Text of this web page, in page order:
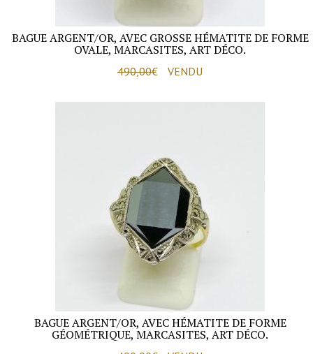
BAGUE ARGENT/OR, AVEC GROSSE HÉMATITE DE FORME
OVALE, MARCASITES, ART DÉCO.
490,00€ VENDU
BAGUE ARGENT/OR, AVEC HÉMATITE DE FORME
GÉOMÉTRIQUE, MARCASITES, ART DÉCO.